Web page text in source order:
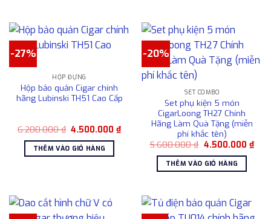
trang
sản
phẩm
-27%
HỘP ĐỰNG
Hộp bảo quản Cigar chính
hãng Lubinski TH51 Cao Cấp
6.200.000₫ Giá
là:
6.200.000 ₫.
4.500.000₫Giá
hiện
4.500.000 ₫.
THÊM VÀO GIỎ HÀNG
-20%
SET COMBO
Set phụ kiện 5 món
CigarLoong TH27 Chính
Hãng Làm Quà Tặng (miễn
phí khắc tên)
5.600.000₫ Giá
là:
5.600.000 ₫.
4.500.000 ₫Giá
hiện
THÊM VÀO GIỎ HÀNG